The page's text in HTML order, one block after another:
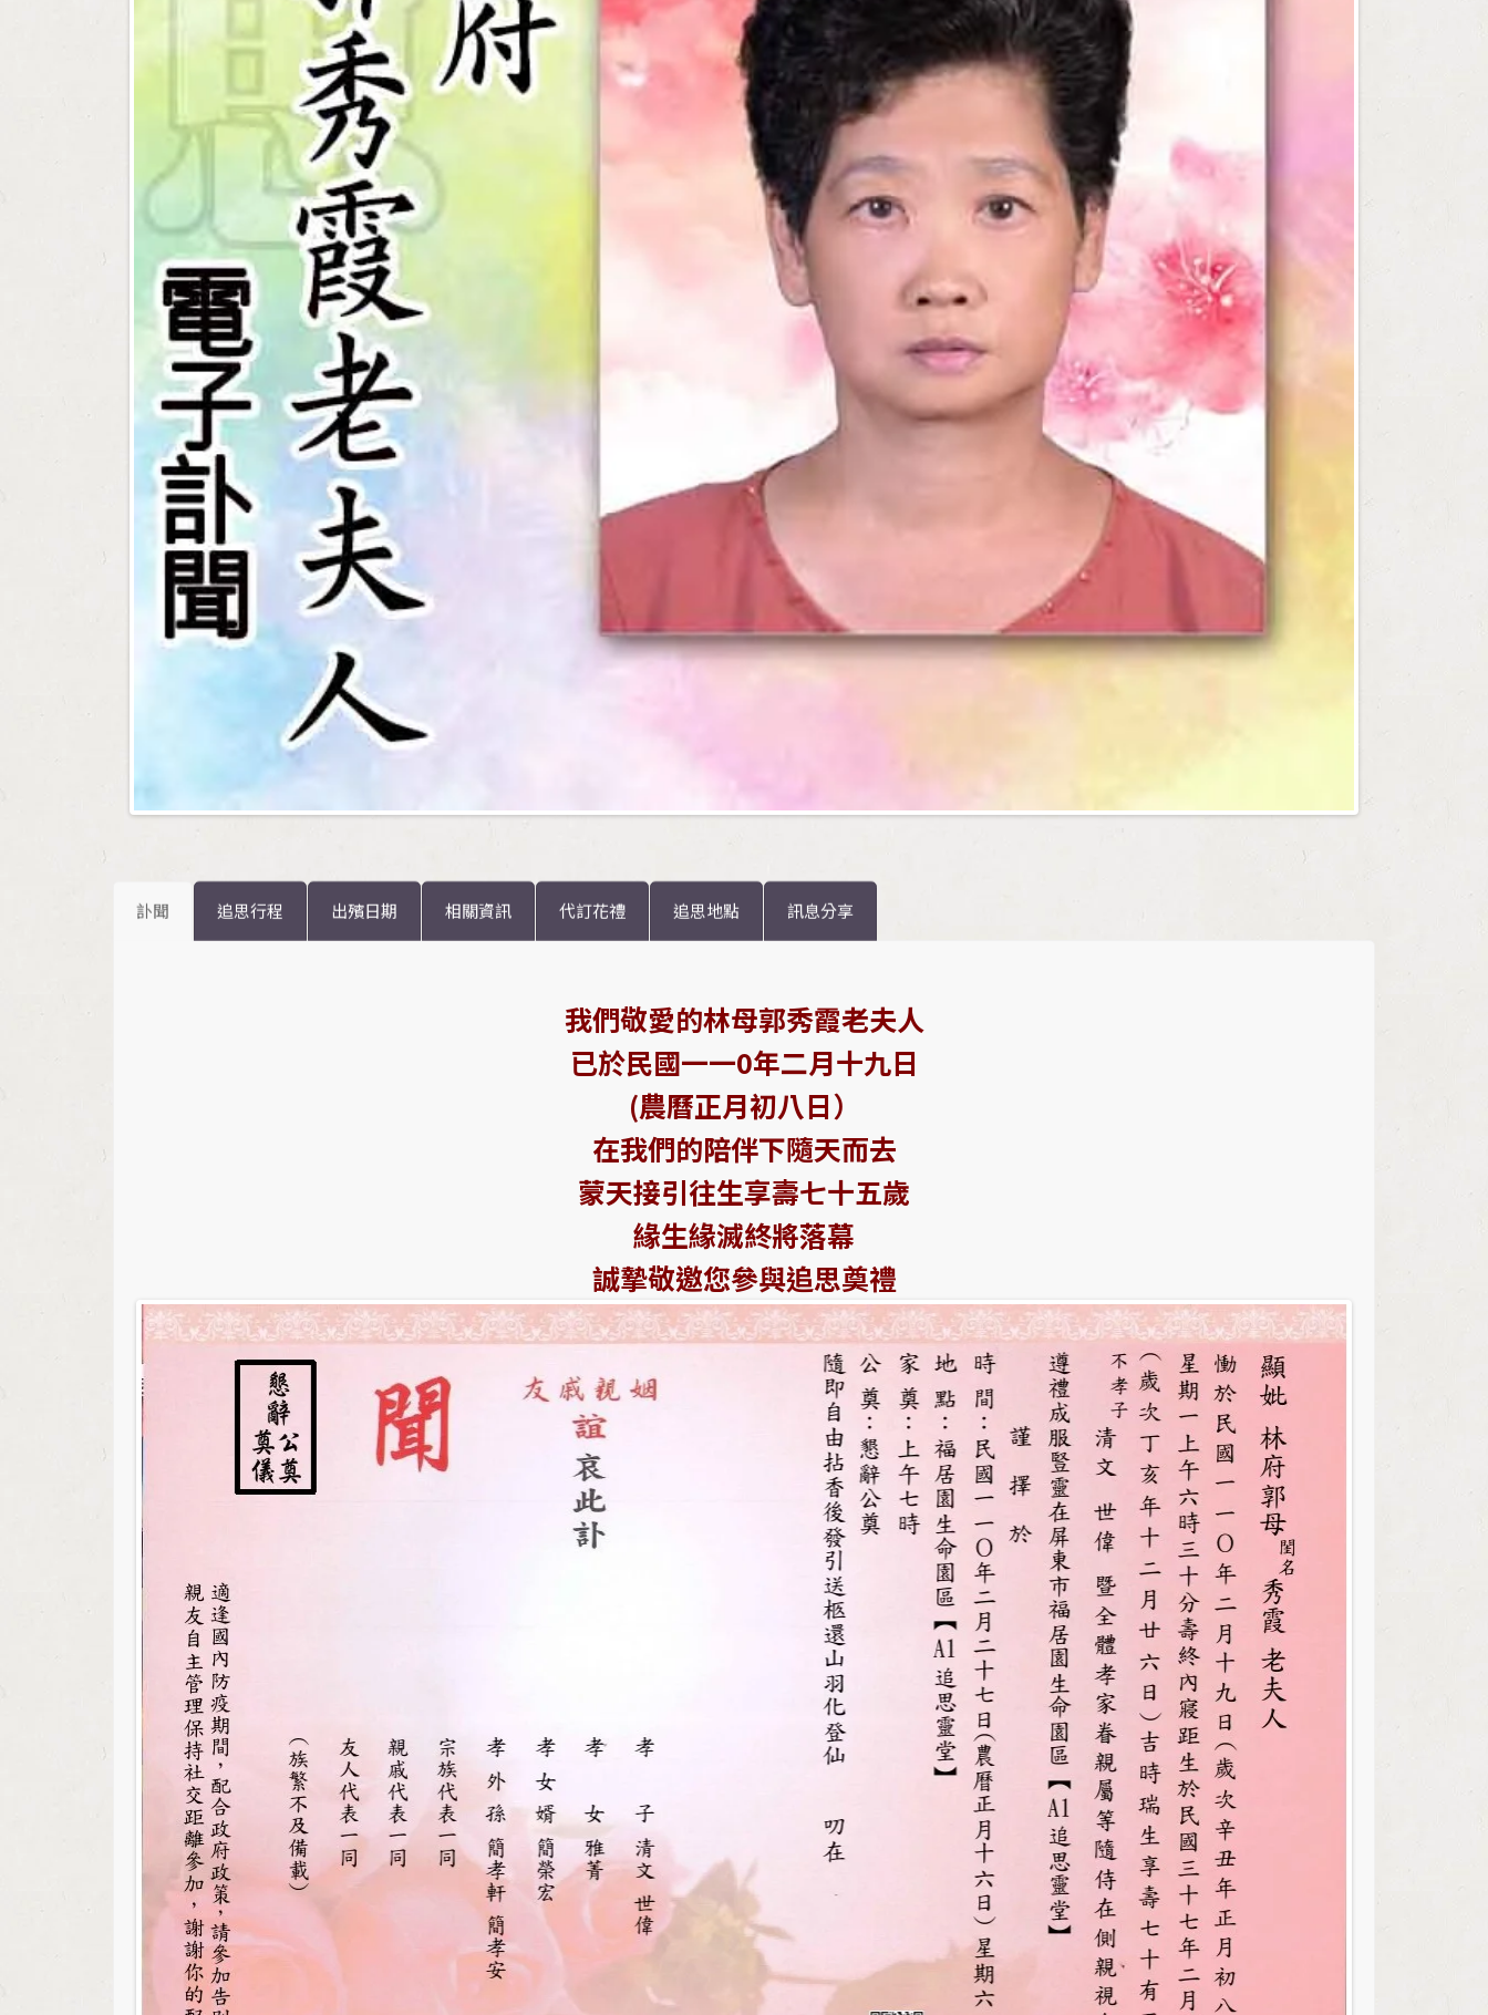
訃聞 追思行程 出殯日期 相關資訊 代訂花禮 追思地點 訊息分享
我們敬愛的林母郭秀霞老夫人
已於民國一一0年二月十九日
(農曆正月初八日）
在我們的陪伴下隨天而去
蒙天接引往生享壽七十五歲
緣生緣滅終將落幕
誠摯敬邀您參與追思奠禮